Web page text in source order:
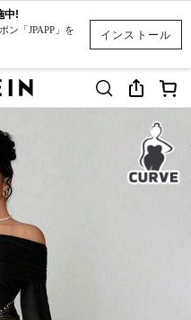
インストール
中!
ン「JPAPP」を